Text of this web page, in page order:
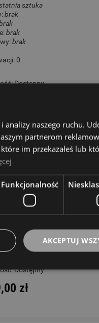
sztuka
brak
brak
brak
0
Dostępny
celtycka - Halifax
0
Dostępny
zł
naszego ruchu.
partnerom
im przekazałeś lub
Funkcjonalność
AKCEPTUJ